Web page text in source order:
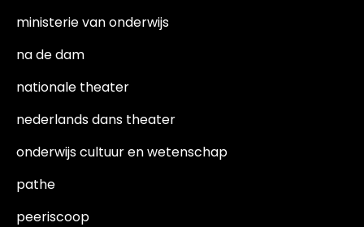
ministerie van onderwijs
na de dam
nationale theater
nederlands dans theater
onderwijs cultuur en wetenschap
pathe
peeriscoop